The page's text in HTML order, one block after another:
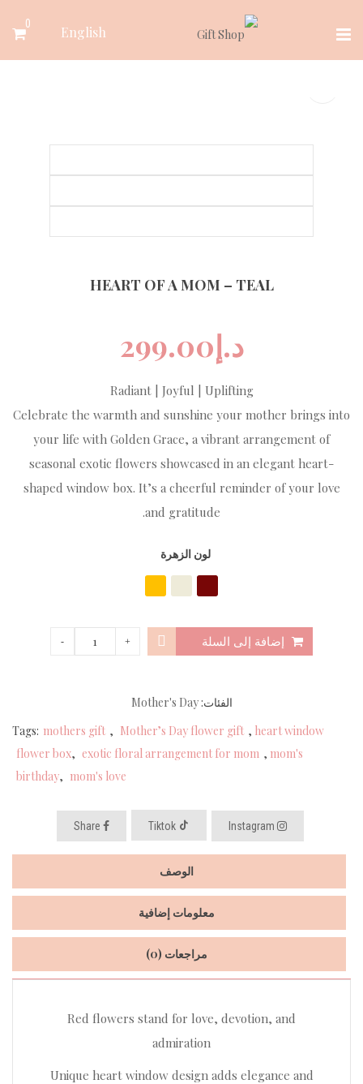
0 English
HEART OF A MOM – TEAL
د.إ299.00
Radiant | Joyful | Uplifting
Celebrate the warmth and sunshine your mother brings into
your life with Golden Grace, a vibrant arrangement of
seasonal exotic flowers showcased in an elegant heart-
shaped window box. It’s a cheerful reminder of your love
and gratitude.
لون الزهرة
إضافة إلى السلة
الفئات:Mother's Day
Tags: mothers gift , Mother’s Day flower gift , heart window
flower box, exotic floral arrangement for mom , mom's
birthday, mom's love
الوصف
معلومات إضافية
مراجعات (0)
Red flowers stand for love, devotion, and
admiration
Unique heart window design adds elegance and